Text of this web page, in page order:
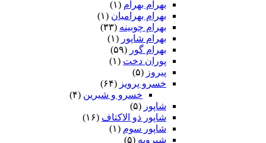
بهرام بهرام (۱)
بهرام بهرامیان‏ (۱)
بهرام چوبینه (۳۳)
بهرام شاپور (۱)
بهرام گور (۵۹)
پوران دخت (۱)
پیروز (۵)
خسرو پرویز (۶۴)
خسرو و شیرین (۴)
شاپور (۵)
شاپور ذو الاکتاف (۱۶)
شاپور سوم‏ (۱)
شیرویه (۵)